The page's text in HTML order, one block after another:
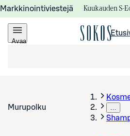
Markkinointiviestejä Kuukauden S-
Avaa
Murupolku …